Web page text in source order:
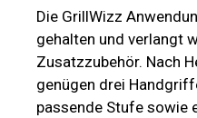
Die GrillWizz
gehalten und verlangt
Zusatzzubehör. Nach
genügen drei
passende Stufe sowie